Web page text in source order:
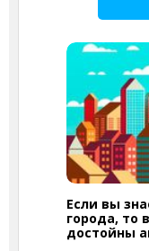
Если вы
города, то
достойны